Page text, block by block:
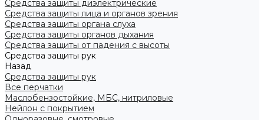
Средства защиты диэлектрические
Средства защиты лица и органов зрения
Средства защиты органа слуха
Средства защиты органов дыхания
Средства защиты от падения с высоты
Средства защиты рук
Назад
Средства защиты рук
Все перчатки
Маслобензостойкие, МБС, нитриловые
Нейлон с покрытием